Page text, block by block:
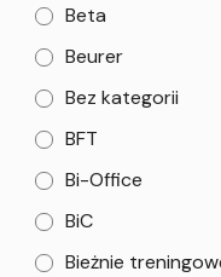
Beta
Beurer
Bez kategorii
BFT
Bi-Office
BiC
Bieżnie